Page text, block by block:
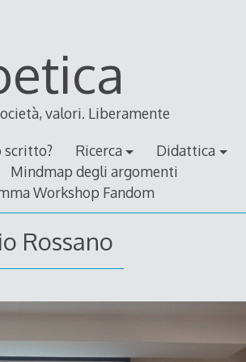
valori. Liberamente
scritto? Ricerca
Didattica
Mindmap degli argomenti
Workshop Fandom
Rossano